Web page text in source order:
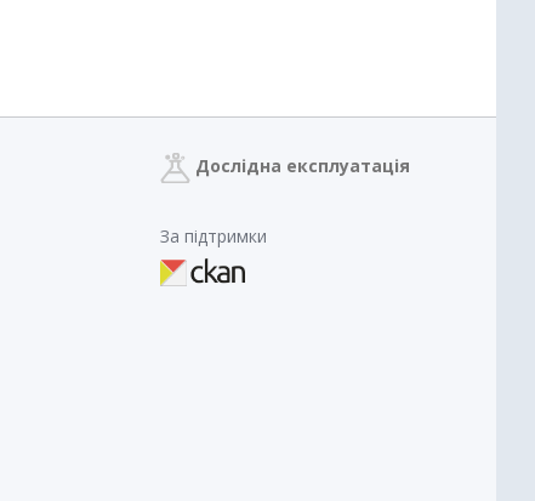
Дослідна експлуатація
За підтримки